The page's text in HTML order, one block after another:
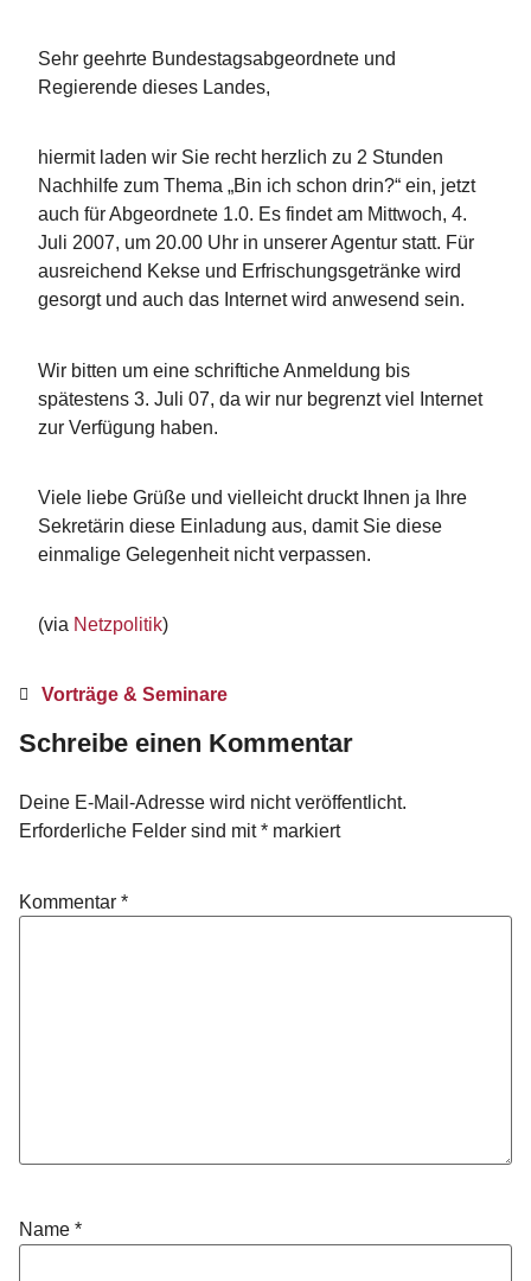
Sehr geehrte Bundestagsabgeordnete und
Regierende dieses Landes,
hiermit laden wir Sie recht herzlich zu 2 Stunden
Nachhilfe zum Thema „Bin ich schon drin?“ ein, jetzt
auch für Abgeordnete 1.0. Es findet am Mittwoch, 4.
Juli 2007, um 20.00 Uhr in unserer Agentur statt. Für
ausreichend Kekse und Erfrischungsgetränke wird
gesorgt und auch das Internet wird anwesend sein.
Wir bitten um eine schriftiche Anmeldung bis
spätestens 3. Juli 07, da wir nur begrenzt viel Internet
zur Verfügung haben.
Viele liebe Grüße und vielleicht druckt Ihnen ja Ihre
Sekretärin diese Einladung aus, damit Sie diese
einmalige Gelegenheit nicht verpassen.
(via Netzpolitik)
Vorträge & Seminare
Schreibe einen Kommentar
Deine E-Mail-Adresse wird nicht veröffentlicht.
Erforderliche Felder sind mit* markiert
Kommentar *
Name *